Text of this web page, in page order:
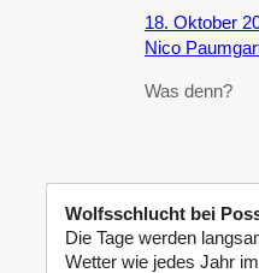
18. Oktober
Nico
Was denn?
Wolfsschlucht bei
Die Tage werden
Wetter wie jedes Jahr